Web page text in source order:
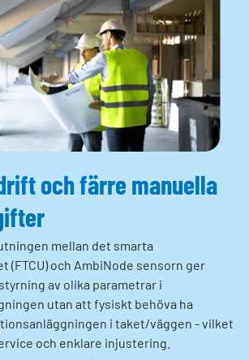
och färre manuella
mellan det smarta
(FTCU) och AmbiNode sensorn ger
av olika parametrar i
utan att fysiskt behöva ha
i taket/väggen - vilket
och enklare injustering.